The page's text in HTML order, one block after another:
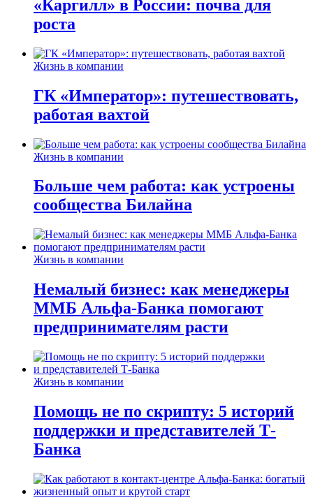
«Каргилл» в России: почва для
роста
Жизнь в компании
ГК «Император»: путешествовать,
работая вахтой
Жизнь в компании
Больше чем работа: как устроены
сообщества Билайна
Жизнь в компании
Немалый бизнес: как менеджеры
ММБ Альфа-Банка помогают
предпринимателям расти
Жизнь в компании
Помощь не по скрипту: 5 историй
поддержки и представителей Т-
Банка